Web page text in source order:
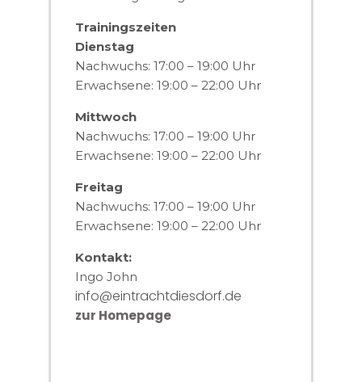
Trainingszeiten
Dienstag
Nachwuchs: 17:00 – 19:00 Uhr
Erwachsene: 19:00 – 22:00 Uhr
Mittwoch
Nachwuchs: 17:00 – 19:00 Uhr
Erwachsene: 19:00 – 22:00 Uhr
Freitag
Nachwuchs: 17:00 – 19:00 Uhr
Erwachsene: 19:00 – 22:00 Uhr
Kontakt:
Ingo John
info@eintrachtdiesdorf.de
zur Homepage